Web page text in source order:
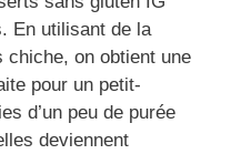
En utilisant de la
chiche, on obtient une
pour un petit-
d’un peu de purée
deviennent